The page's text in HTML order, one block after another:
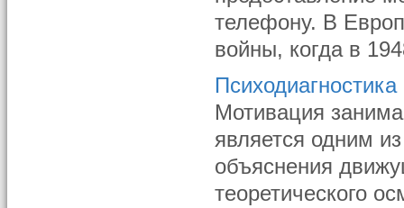
телефону. В
войны, когда в
Мотивация
является одним
объяснения
теоретического